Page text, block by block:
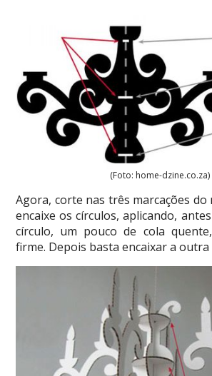
(Foto: home-dzine.co.za)
Agora, corte nas três marcações
encaixe os círculos, aplicando,
círculo, um pouco de cola
firme. Depois basta encaixar a